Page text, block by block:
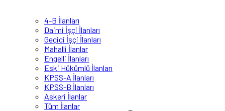
4-B İlanları
Daimi İşçi İlanları
Geçici İşçi İlanları
Mahalli İlanlar
Engelli İlanları
Eski Hükümlü İlanları
KPSS-A İlanları
KPSS-B İlanları
Askeri İlanlar
Tüm İlanlar